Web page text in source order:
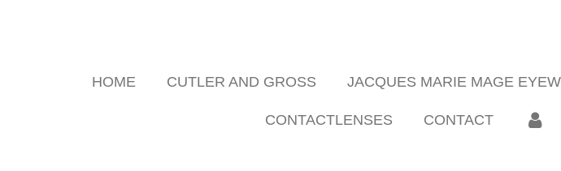
HOME CUTLER AND GROSS JACQUES MARIE MAGE
CONTACTLENSES CONTACT